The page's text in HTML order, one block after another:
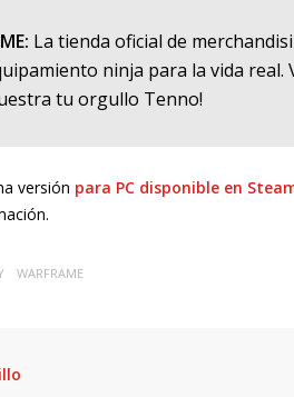
La tienda oficial de
ninja para la vida
tu orgullo Tenno!
versión para PC disponible en
WARFRAME